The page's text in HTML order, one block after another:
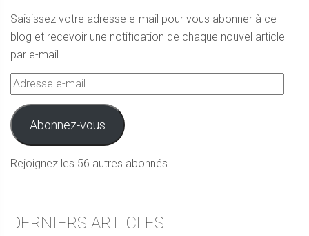
Saisissez votre adresse e-mail pour vous abonner à ce
blog et recevoir une notification de chaque nouvel article
par e-mail.
Adresse
e-
mail
Abonnez-vous
Rejoignez les 56 autres abonnés
DERNIERS ARTICLES